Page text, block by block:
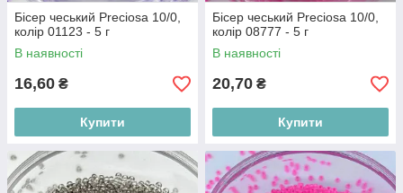
Бісер чеський Preciosa 10/0,
колір 01123 - 5 г
В наявності
16,60 ₴
Купити
Бісер чеський Preciosa 10/0,
колір 08777 - 5 г
В наявності
20,70 ₴
Купити